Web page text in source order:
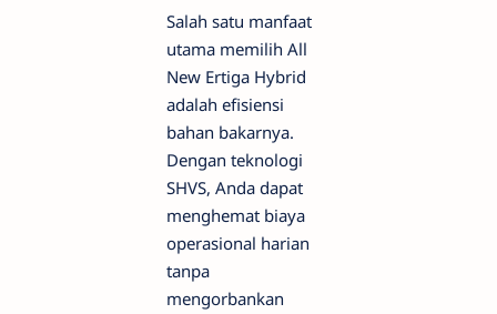
Salah satu manfaat
utama memilih All
New Ertiga Hybrid
adalah efisiensi
bahan bakarnya.
Dengan teknologi
SHVS, Anda dapat
menghemat biaya
operasional harian
tanpa
mengorbankan